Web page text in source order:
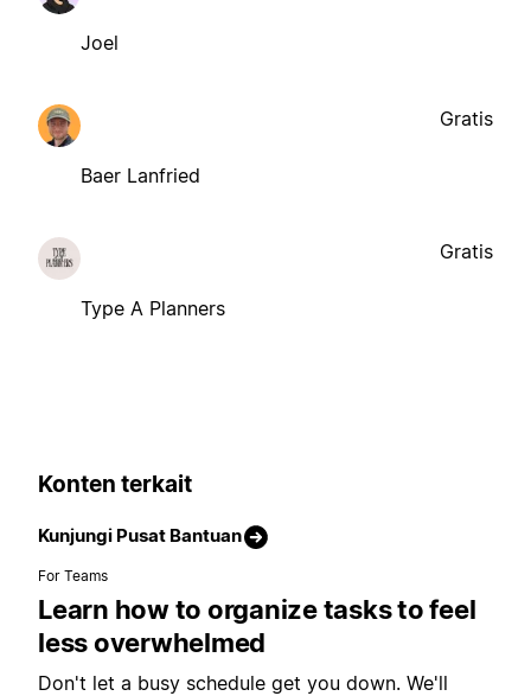
Joel
Baer Lanfried
Gratis
Type A Planners
Gratis
Konten terkait
Kunjungi Pusat Bantuan
For Teams
Learn how to organize tasks to feel
less overwhelmed
Don't let a busy schedule get you down. We'll